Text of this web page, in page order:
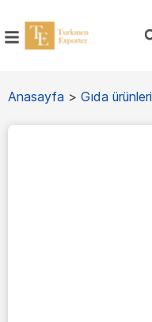
Anasayfa > Gıda ürünleri